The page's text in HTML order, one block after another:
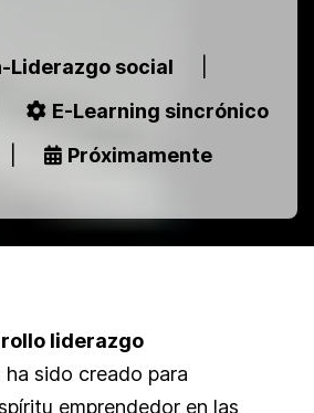
Liderazgo social
E-Learning sincrónico
Próximamente
liderazgo
ha sido creado para
emprendedor en las